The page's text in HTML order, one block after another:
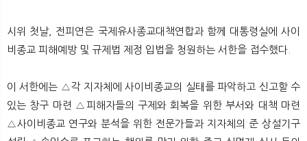
시위 첫날, 전피연은 국제유사종교대책연합과 함께 대통령실에 사이
비종교 피해예방 및 규제법 제정 입법을 청원하는 서한을 접수했다.
이 서한에는 △각 지자체에 사이비종교의 실태를 파악하고 신고할 수
있는 창구 마련 △피해자들의 구제와 회복을 위한 부서와 대책 마련
△사이비종교 연구와 분석을 위한 전문가들과 지자체의 준 상설기구